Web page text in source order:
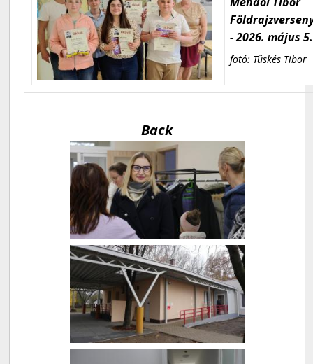
- 2026. május 5.
fotó: Tüskés Tibor
Back